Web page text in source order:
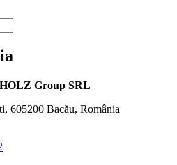
Group SRL
605200 Bacău, România